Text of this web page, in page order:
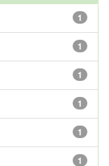
1
1
1
1
1
1